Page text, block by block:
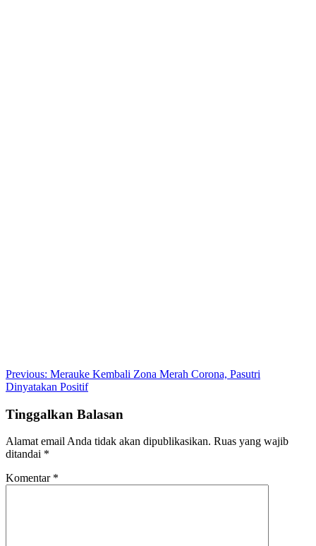
Post
navigation
Previous: Merauke Kembali Zona Merah Corona, Pasutri
Dinyatakan Positif
Tinggalkan Balasan
Alamat email Anda tidak akan dipublikasikan. Ruas yang wajib
ditandai *
Komentar *